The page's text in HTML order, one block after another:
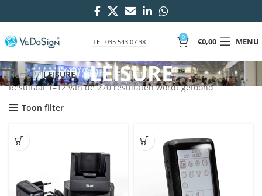
TEL 035 543 07 38
0 €0,00 MENU
LEISURE
Home
LEISURE
Resultaat 1–12 van de 270 resultaten wordt getoondGesorteerd
Toon filter